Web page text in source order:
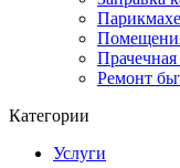
Ремонт
Категории
Услуги